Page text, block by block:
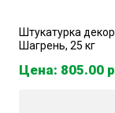
Штукатурка
Шагрень, 25 кг
Цена: 805.00